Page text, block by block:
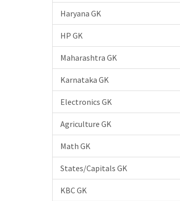
Haryana GK
HP GK
Maharashtra GK
Karnataka GK
Electronics GK
Agriculture GK
Math GK
States/Capitals GK
KBC GK